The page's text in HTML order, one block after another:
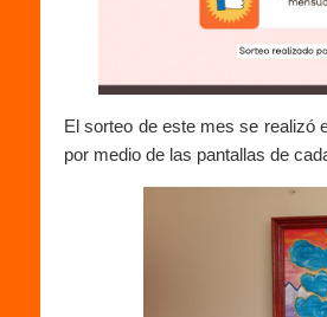
El sorteo de este mes se realizó
por medio de las pantallas de